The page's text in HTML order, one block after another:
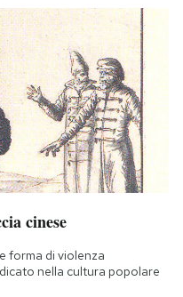
cinese
forma di violenza
nella cultura popolare